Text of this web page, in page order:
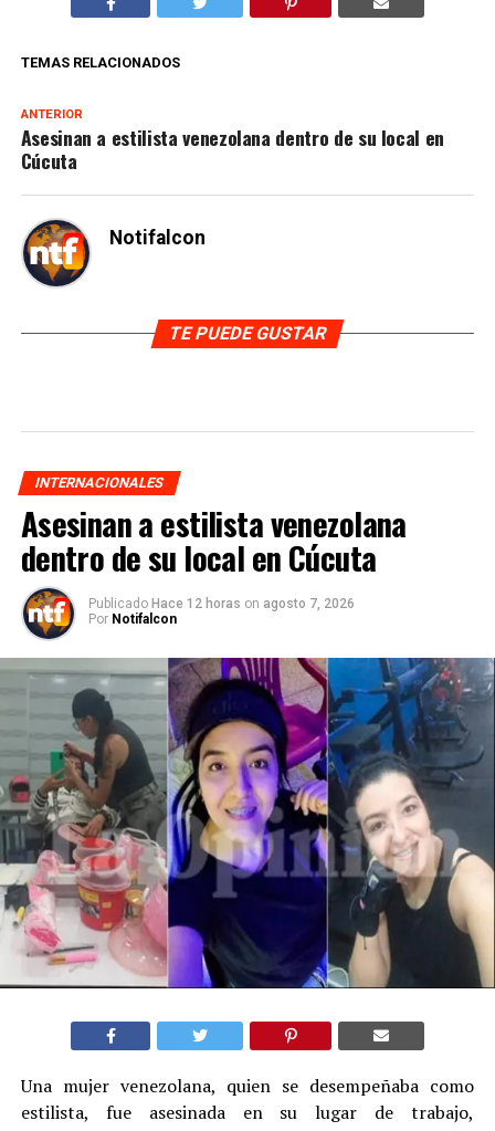
TEMAS RELACIONADOS
ANTERIOR
Asesinan a estilista venezolana dentro de su local en
Cúcuta
Notifalcon
TE PUEDE GUSTAR
INTERNACIONALES
Asesinan a estilista venezolana
dentro de su local en Cúcuta
Publicado Hace 12 horas on agosto 7, 2026
Por Notifalcon
Una mujer venezolana, quien se desempeñaba como
estilista, fue asesinada en su lugar de trabajo,